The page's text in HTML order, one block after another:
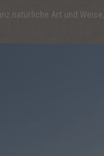
natürliche Art und Weise.